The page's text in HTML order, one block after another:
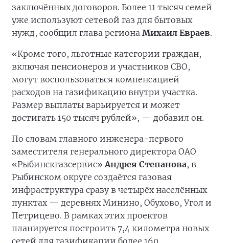
заключённых договоров. Более 11 тысяч семей
уже используют сетевой газ для бытовых
нужд, сообщил глава региона Михаил Евраев.
«Кроме того, льготные категории граждан,
включая пенсионеров и участников СВО,
могут воспользоваться компенсацией
расходов на газификацию внутри участка.
Размер выплаты варьируется и может
достигать 150 тысяч рублей», — добавил он.
По словам главного инженера-первого
заместителя генерального директора ОАО
«Рыбинскгазсервис» Андрея Степанова, в
Рыбинском округе создаётся газовая
инфраструктура сразу в четырёх населённых
пунктах — деревнях Минино, Обухово, Угол и
Петрицево. В рамках этих проектов
планируется построить 7,4 километра новых
сетей для газификации более 160